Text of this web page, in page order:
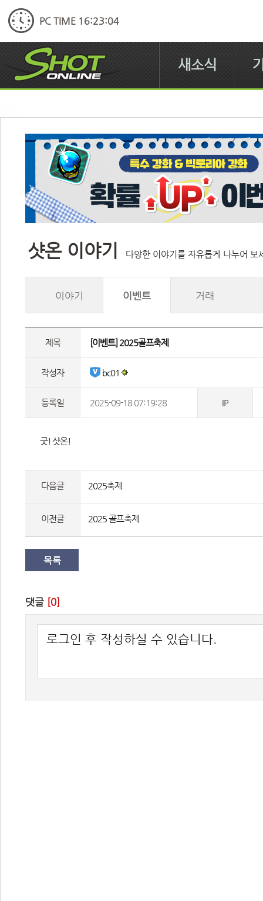
PC TIME 16:23:04
새소식
샷온 이야기 다양한 이야기를 자유롭게 나누어 보
이야기 이벤트 거래
제목 [이벤트] 2025골프축제
작성자 bc01
등록일 2025-09-18 07:19:28 IP
굿! 샷온!
다음글 2025축제
이전글 2025 골프축제
목록
댓글 [0]